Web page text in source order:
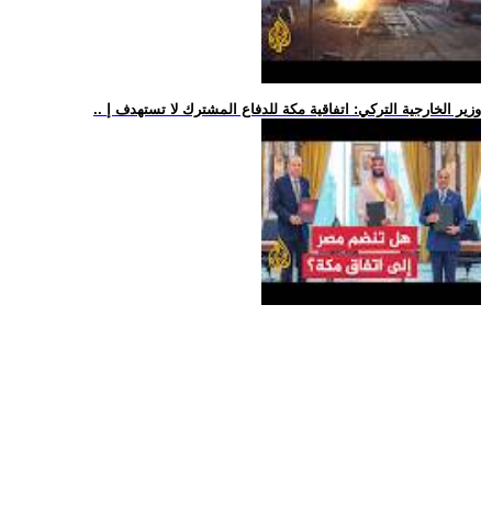
.. وزير الخارجية التركي: اتفاقية مكة للدفاع المشترك لا تستهدف إ